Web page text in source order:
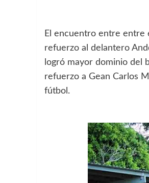
El encuentro entre entre
refuerzo al delantero
logró mayor dominio del
refuerzo a Gean Carlos
fútbol.